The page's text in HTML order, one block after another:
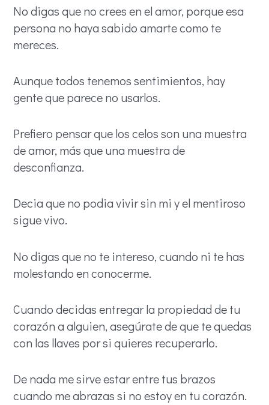
No digas que no crees en el amor, porque esa
persona no haya sabido amarte como te
mereces.
Aunque todos tenemos sentimientos, hay
gente que parece no usarlos.
Prefiero pensar que los celos son una muestra
de amor, más que una muestra de
desconfianza.
Decia que no podia vivir sin mi y el mentiroso
sigue vivo.
No digas que no te intereso, cuando ni te has
molestando en conocerme.
Cuando decidas entregar la propiedad de tu
corazón a alguien, asegúrate de que te quedas
con las llaves por si quieres recuperarlo.
De nada me sirve estar entre tus brazos
cuando me abrazas si no estoy en tu corazón.